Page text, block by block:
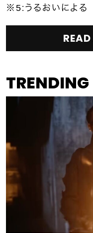
※5：うるおいによる
TRENDING